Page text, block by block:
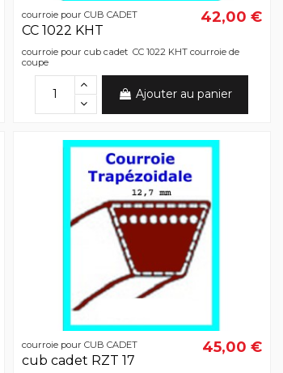
courroie pour CUB CADET
CC 1022 KHT
42,00 €
courroie pour cub cadet CC 1022 KHT courroie de
coupe
Ajouter au panier
courroie pour CUB CADET
cub cadet RZT 17
45,00 €